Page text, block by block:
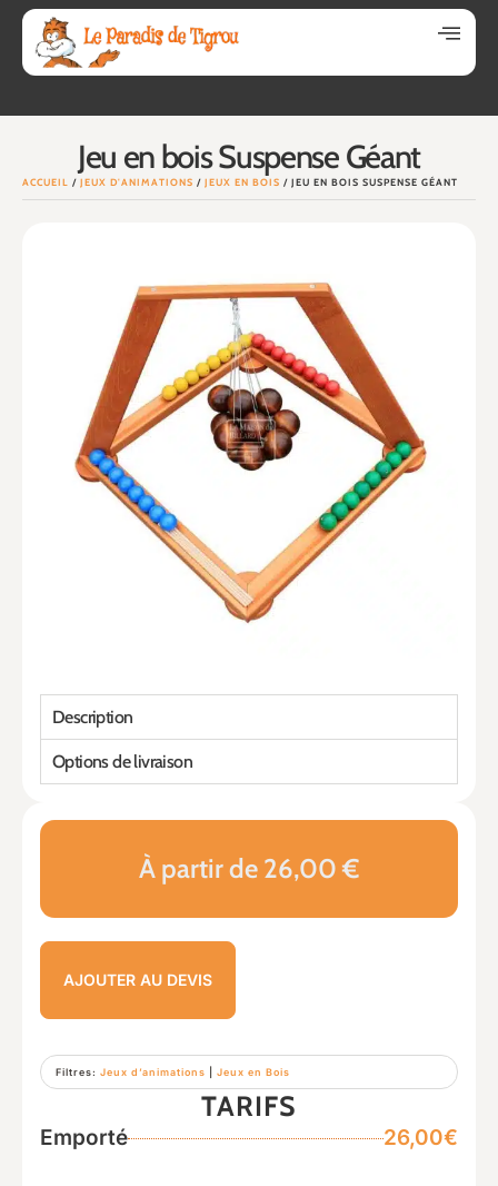
Jeu en bois Suspense Géant
ACCUEIL / JEUX D'ANIMATIONS / JEUX EN BOIS / JEU EN BOIS SUSPENSE GÉANT
À partir de 26,00 €
AJOUTER AU DEVIS
Filtres: Jeux d’animations Jeux en Bois
TARIFS
Emporté 26,00€
Description
Options de livraison